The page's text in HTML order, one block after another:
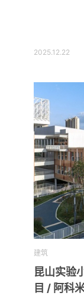
2025.12.22
建筑
昆山实验
目 / 阿科